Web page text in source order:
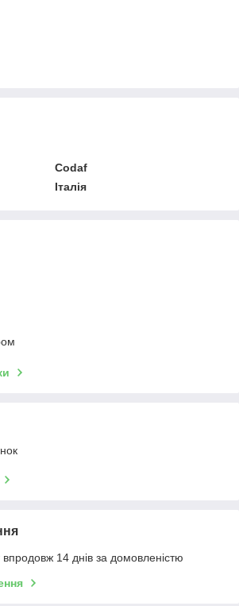
Codaf
Італія
14 днів за домовленістю